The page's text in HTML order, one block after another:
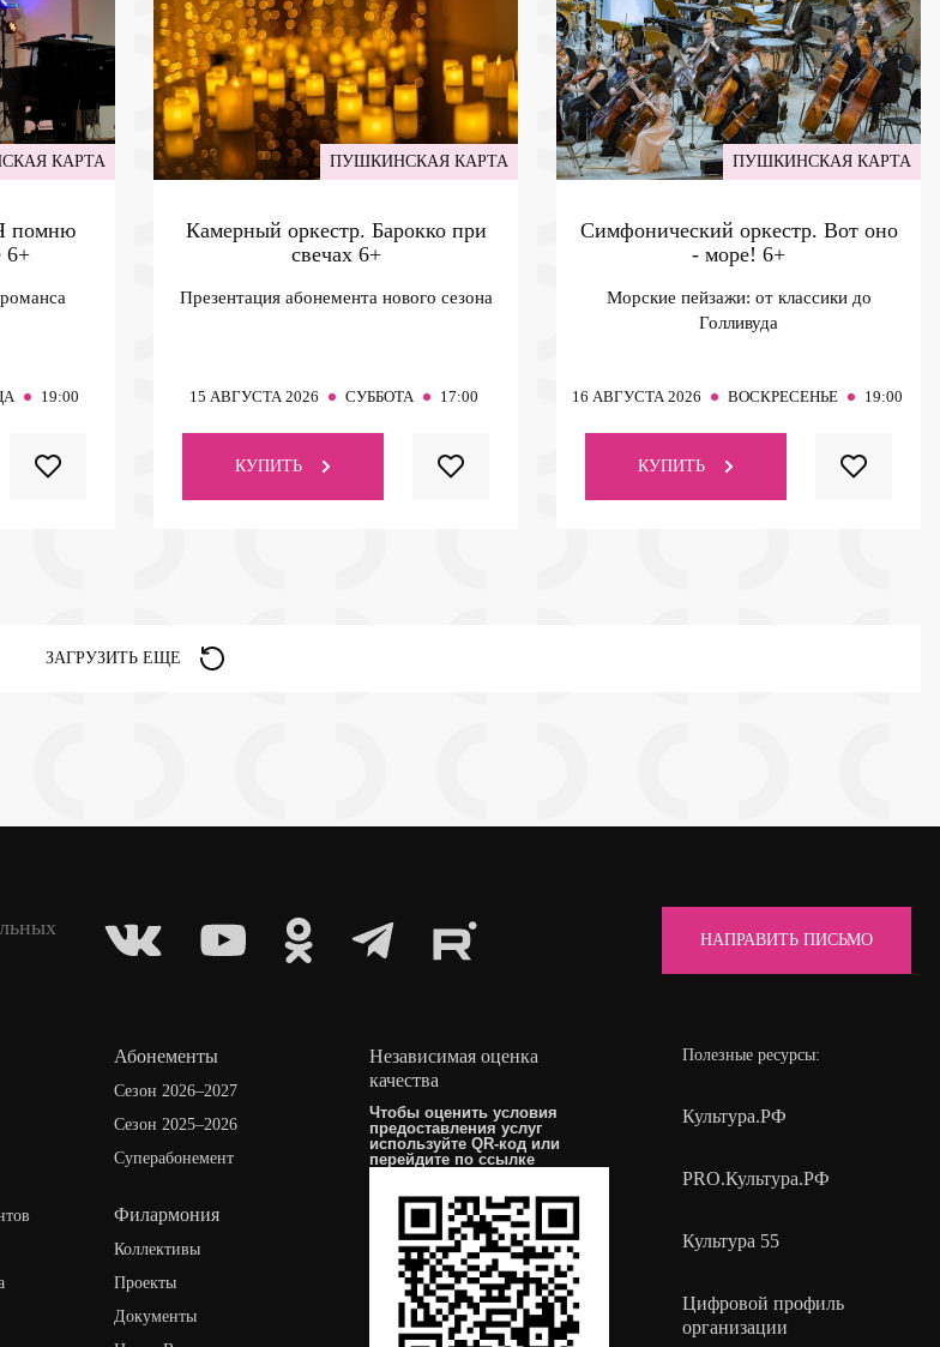
КАРТА
помню
6+
19:00
ПУШКИНСКАЯ КАРТА
Камерный оркестр. Барокко при
свечах 6+
Презентация абонемента нового сезона
15 АВГУСТА 2026 СУББОТА 17:00
КУПИТЬ
ПУШКИНСКАЯ КАРТА
Симфонический оркестр. Вот оно
- море! 6+
Морские пейзажи: от классики до
Голливуда
16 АВГУСТА 2026 ВОСКРЕСЕНЬЕ 19:00
КУПИТЬ
ЗАГРУЗИТЬ ЕЩЕ
НАПРАВИТЬ ПИСЬМО
Абонементы
Сезон 2026–2027
Сезон 2025–2026
Суперабонемент
Филармония
Коллективы
Проекты
Документы
Независимая оценка
качества
Чтобы оценить условия
предоставления услуг
используйте QR-код или
перейдите поссылке
Полезные ресурсы:
Культура.РФ
PRO.Культура.РФ
Культура 55
Цифровой профиль
организации